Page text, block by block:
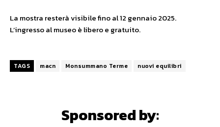
La mostra resterà visibile fino al 12 gennaio 2025.
L’ingresso al museo è libero e gratuito.
TAGS macn Monsummano Terme nuovi equilibri
Sponsored by: